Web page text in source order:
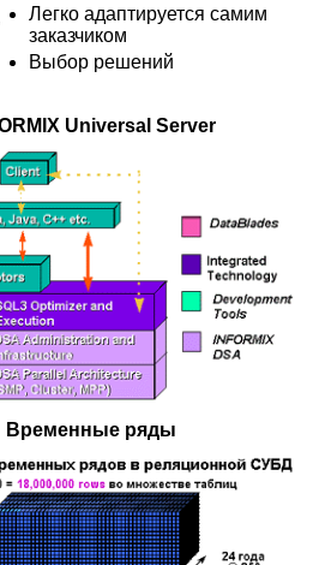
Легко адаптируется самим
заказчиком
Выбор решений
Universal Server
Временные ряды